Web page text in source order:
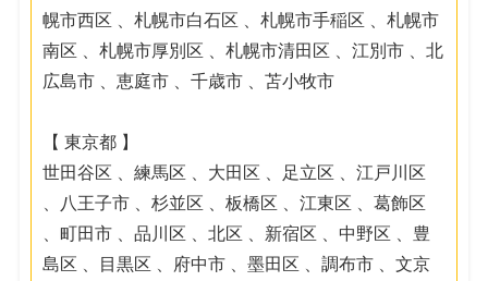
幌市西区 、札幌市白石区 、札幌市手稲区 、札幌市
南区 、札幌市厚別区 、札幌市清田区 、江別市 、北
広島市 、恵庭市 、千歳市 、苫小牧市
【 東京都 】
世田谷区 、練馬区 、大田区 、足立区 、江戸川区
、八王子市 、杉並区 、板橋区 、江東区 、葛飾区
、町田市 、品川区 、北区 、新宿区 、中野区 、豊
島区 、目黒区 、府中市 、墨田区 、調布市 、文京